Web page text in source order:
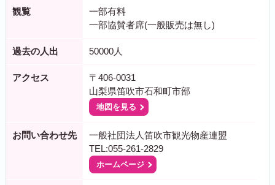
観覧
一部有料
一部協賛者席(一般販売は無し)
過去の人出 50000人
アクセス
〒406-0031
山梨県笛吹市石和町市部
地図を見る
お問い合わせ先
一般社団法人笛吹市観光物産連盟
TEL:055-261-2829
ホームページ